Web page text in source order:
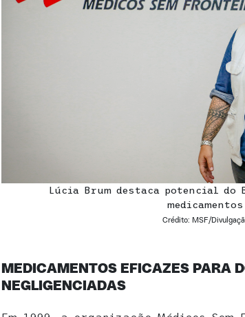
Lúcia Brum destaca potencial
medicamentos
Crédito: MSF/
MEDICAMENTOS EFICAZES PARA
NEGLIGENCIADAS